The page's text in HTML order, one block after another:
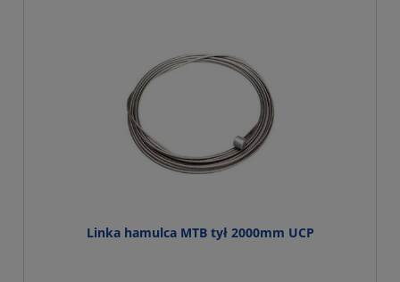
Linka hamulca MTB tył 2000mm UCP